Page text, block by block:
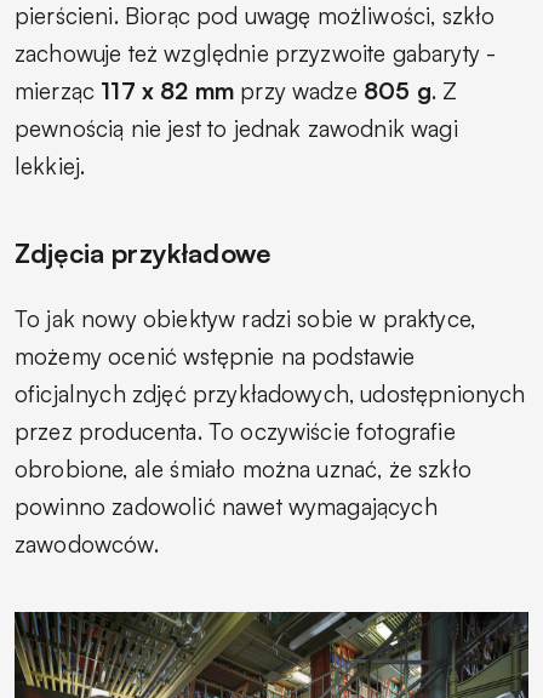
pierścieni. Biorąc pod uwagę możliwości, szkło
zachowuje też względnie przyzwoite gabaryty -
mierząc 117 x 82 mm przy wadze 805 g. Z
pewnością nie jest to jednak zawodnik wagi
lekkiej.
Zdjęcia przykładowe
To jak nowy obiektyw radzi sobie w praktyce,
możemy ocenić wstępnie na podstawie
oficjalnych zdjęć przykładowych, udostępnionych
przez producenta. To oczywiście fotografie
obrobione, ale śmiało można uznać, że szkło
powinno zadowolić nawet wymagających
zawodowców.